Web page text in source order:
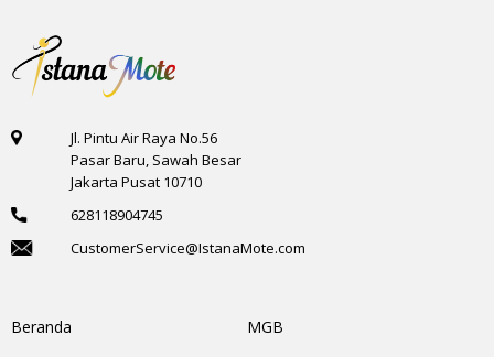
Jl. Pintu Air Raya No.56
Pasar Baru, Sawah Besar
Jakarta Pusat 10710
628118904745
CustomerService@IstanaMote.com
Beranda MGB